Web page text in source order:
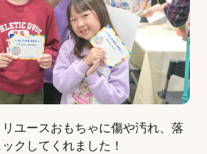
ユースおもちゃに傷や汚れ、落
クしてくれました！